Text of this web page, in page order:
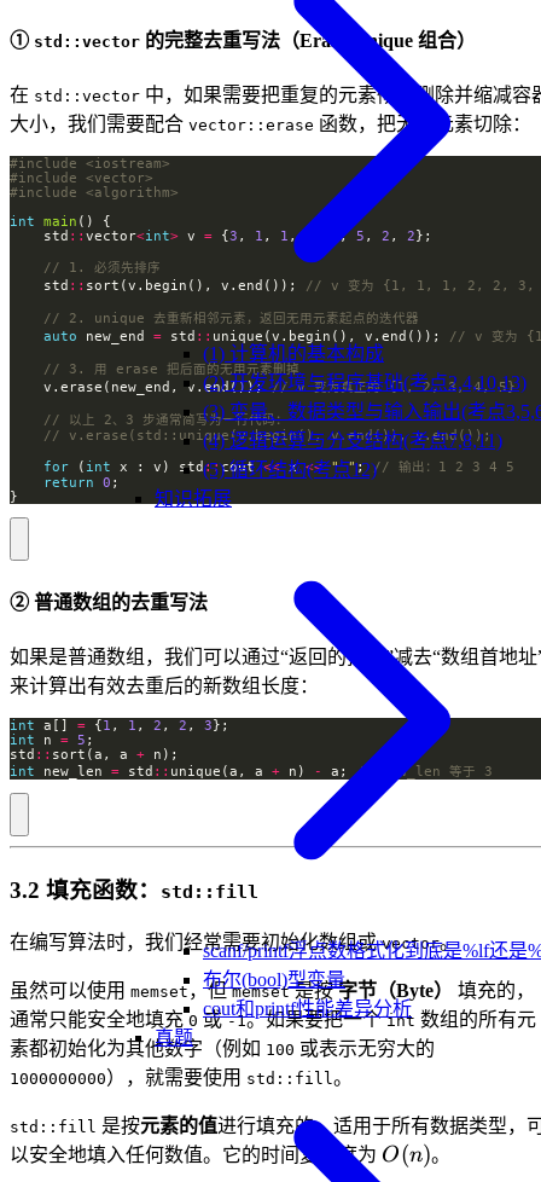
(1) 计算机的基本构成
(2) 开发环境与程序基础(考点2,4,10,13)
(3) 变量、数据类型与输入输出(考点
(4) 逻辑运算与分支结构(考点7,8,11)
(5) 循环结构(考点12)
知识拓展
scanf/printf浮点数格式化到底是%lf还是
布尔(bool)型变量
cout和printf性能差异分析
真题
① std::vector 的完整去重写法（Erase-Unique 组合）
在 std::vector 中，如果需要把重复的元素彻底删除并缩减容
大小，我们需要配合 vector::erase 函数，把无用元素切除：
#include
<iostream>
#include
<vector>
#include
<algorithm>
int
main
    std
:: vector<int> v = { 3 , 1 , 1 , , 5 , 2 , 2
    std
:: sort(v.begin(), v.end());
auto new_end = std :: unique(v.begin(), v.end());
    v.erase(new_end, v.end());
for ( int x : v) std::cout << x << " ";
return
0
}
② 普通数组的去重写法
如果是普通数组，我们可以通过“返回的指针”减去“数组首地址
来计算出有效去重后的新数组长度：
int a[] = { 1 , 1 , 2 , 2 , 3
int n = 5
std :: sort(a, a +
int new_len = std :: unique(a, a + n) - a;
3.2 填充函数： std::fill
在编写算法时，我们经常需要初始化数组或vector。
虽然可以使用 memset，但memset是按字节（Byte）
填充的，
通常只能安全地填充0 或-1。如果要把一个int 数组的所有元
素都初始化为其他数字（例如 100 或表示无穷大的
1000000000），就需要使用 std::fill。
std::fill 是按元素的值进行填充的，适用于所有数据类型，
以安全地填入任何数值。它的时间复杂度为 O(n)
O(n)。